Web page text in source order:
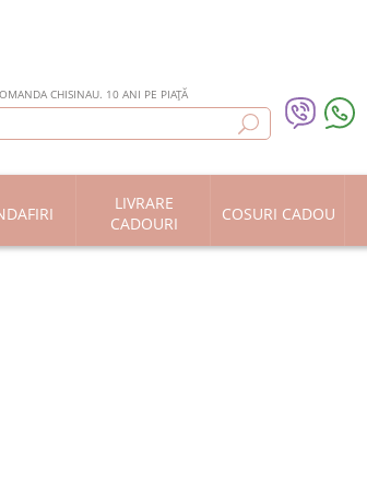
CHISINAU. 10 ANI PE PIAȚĂ
LIVRARE
CADOURI
COSURI CADOU